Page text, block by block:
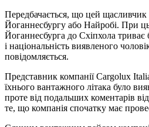
Передбачається, що цей щасливчик
Йоганнесбургу або Найробі. При
Йоганнесбурга до Схіпхола
і національність виявленого
повідомляється.
Представник компанії Cargolux
їхнього вантажного літака було
проте від подальших коментарів
те, що компанія спочатку має